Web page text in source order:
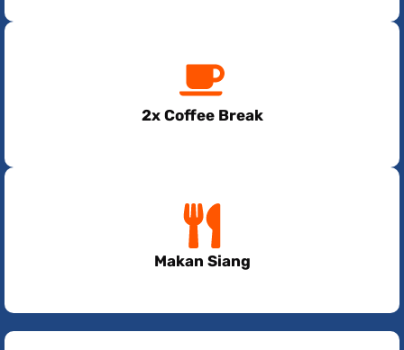
2x Coffee Break
Makan Siang